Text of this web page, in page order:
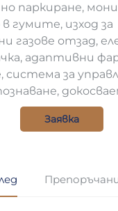
паркиране,
гумите, изход за
газове отзад,
адаптивни
система за
Заявка